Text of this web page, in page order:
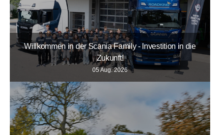
Willkommen in der Scania Family - Investition in die
Zukunft!
05 Aug. 2026